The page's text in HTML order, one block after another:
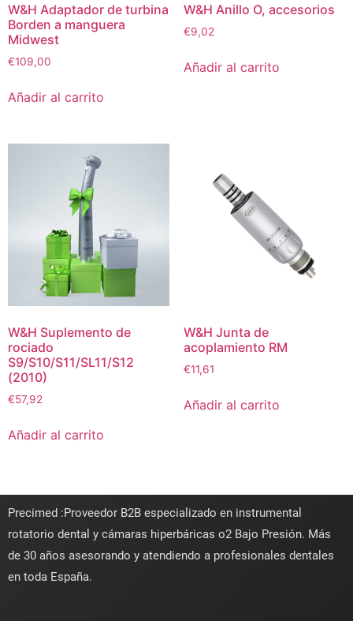
W&H Adaptador de turbina
Borden a manguera
Midwest
€109,00
Añadir al carrito
W&H Anillo O, accesorios
€9,02
Añadir al carrito
W&H Suplemento de
rociado
S9/S10/S11/SL11/S12
(2010)
€57,92
Añadir al carrito
W&H Junta de
acoplamiento RM
€11,61
Añadir al carrito
Precimed :Proveedor B2B especializado en instrumental
rotatorio dental y cámaras hiperbáricas o2 Bajo Presión. Más
de 30 años asesorando y atendiendo a profesionales dentales
en toda España.